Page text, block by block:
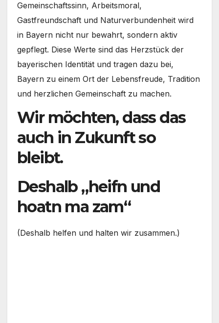
Gemeinschaftssinn, Arbeitsmoral,
Gastfreundschaft und Naturverbundenheit wird
in Bayern nicht nur bewahrt, sondern aktiv
gepflegt. Diese Werte sind das Herzstück der
bayerischen Identität und tragen dazu bei,
Bayern zu einem Ort der Lebensfreude, Tradition
und herzlichen Gemeinschaft zu machen.
Wir möchten, dass das
auch in Zukunft so
bleibt.
Deshalb „heifn und
hoatn ma zam“
(Deshalb helfen und halten wir zusammen.)